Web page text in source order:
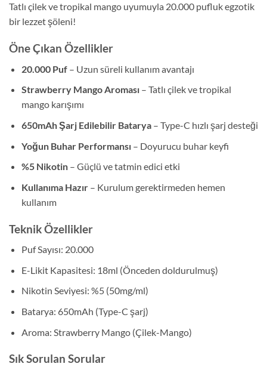
Tatlı çilek ve tropikal mango uyumuyla 20.000 pufluk egzotik
bir lezzet şöleni!
Öne Çıkan Özellikler
20.000 Puf– Uzun süreli kullanım avantajı
Strawberry Mango Aroması– Tatlı çilek ve tropikal
mango karışımı
650mAh Şarj Edilebilir Batarya– Type-C hızlı şarj desteği
Yoğun Buhar Performansı– Doyurucu buhar keyfi
%5 Nikotin– Güçlü ve tatmin edici etki
Kullanıma Hazır– Kurulum gerektirmeden hemen
kullanım
Teknik Özellikler
Puf Sayısı: 20.000
E-Likit Kapasitesi: 18ml (Önceden doldurulmuş)
Nikotin Seviyesi: %5 (50mg/ml)
Batarya: 650mAh (Type-C şarj)
Aroma: Strawberry Mango (Çilek-Mango)
Sık Sorulan Sorular